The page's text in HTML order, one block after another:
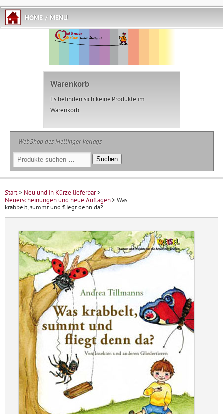
Warenkorb
Es befinden sich keine Produkte im
Warenkorb.
WebShop des Mellinger Verlags
Suchen
nach:
Suchen
Start> Neu und in Kürze lieferbar>
Neuerscheinungen und neue Auflagen> Was
krabbelt, summt und fliegt denn da?